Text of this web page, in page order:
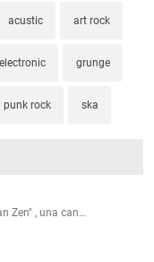
acustic art rock
electronic grunge
punk rock ska
Zen" , una can…